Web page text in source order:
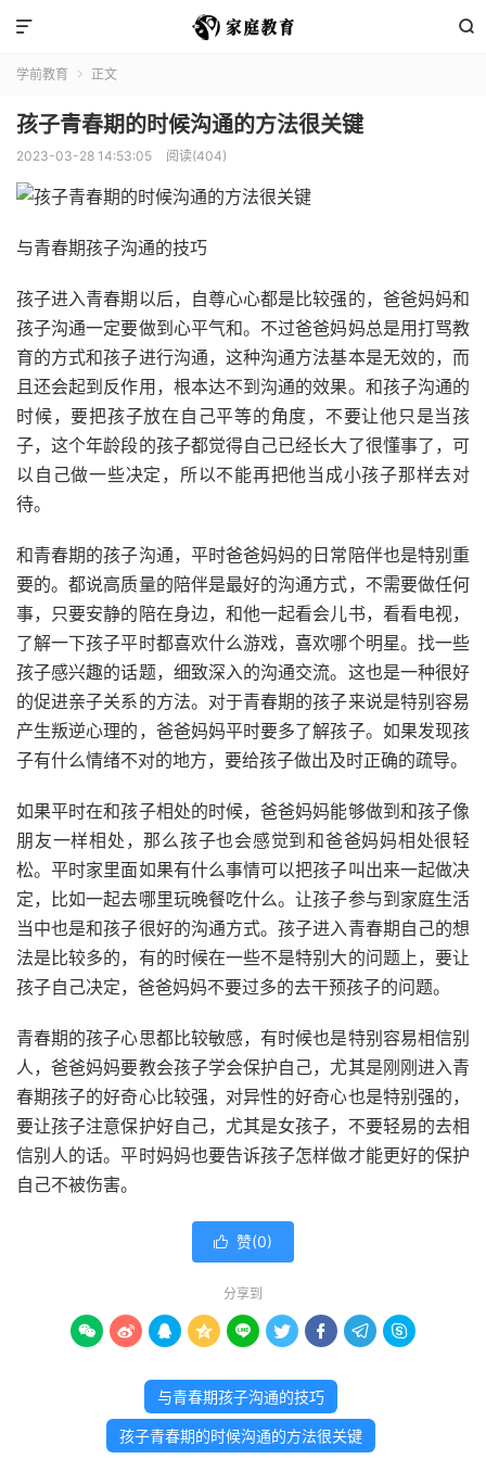


学前教育  正文
孩子青春期的时候沟通的方法很关键
2023-03-28 14:53:05 阅读(404)
与青春期孩子沟通的技巧
孩子进入青春期以后，自尊心心都是比较强的，爸爸妈妈和
孩子沟通一定要做到心平气和。不过爸爸妈妈总是用打骂教
育的方式和孩子进行沟通，这种沟通方法基本是无效的，而
且还会起到反作用，根本达不到沟通的效果。和孩子沟通的
时候，要把孩子放在自己平等的角度，不要让他只是当孩
子，这个年龄段的孩子都觉得自己已经长大了很懂事了，可
以自己做一些决定，所以不能再把他当成小孩子那样去对
待。
和青春期的孩子沟通，平时爸爸妈妈的日常陪伴也是特别重
要的。都说高质量的陪伴是最好的沟通方式，不需要做任何
事，只要安静的陪在身边，和他一起看会儿书，看看电视，
了解一下孩子平时都喜欢什么游戏，喜欢哪个明星。找一些
孩子感兴趣的话题，细致深入的沟通交流。这也是一种很好
的促进亲子关系的方法。对于青春期的孩子来说是特别容易
产生叛逆心理的，爸爸妈妈平时要多了解孩子。如果发现孩
子有什么情绪不对的地方，要给孩子做出及时正确的疏导。
如果平时在和孩子相处的时候，爸爸妈妈能够做到和孩子像
朋友一样相处，那么孩子也会感觉到和爸爸妈妈相处很轻
松。平时家里面如果有什么事情可以把孩子叫出来一起做决
定，比如一起去哪里玩晚餐吃什么。让孩子参与到家庭生活
当中也是和孩子很好的沟通方式。孩子进入青春期自己的想
法是比较多的，有的时候在一些不是特别大的问题上，要让
孩子自己决定，爸爸妈妈不要过多的去干预孩子的问题。
青春期的孩子心思都比较敏感，有时候也是特别容易相信别
人，爸爸妈妈要教会孩子学会保护自己，尤其是刚刚进入青
春期孩子的好奇心比较强，对异性的好奇心也是特别强的，
要让孩子注意保护好自己，尤其是女孩子，不要轻易的去相
信别人的话。平时妈妈也要告诉孩子怎样做才能更好的保护
自己不被伤害。
 赞(0)
分享到
        
与青春期孩子沟通的技巧
孩子青春期的时候沟通的方法很关键